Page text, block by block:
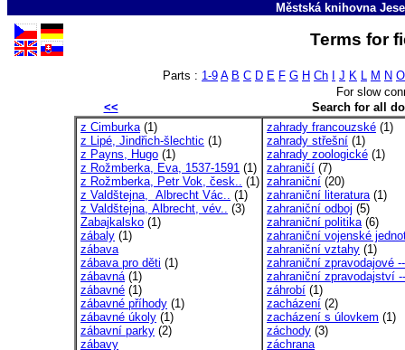
Městská knihovna
Terms for
Parts : 1-9 A B C D E F G H Ch J K L M N O
For slow
<<
Search for all
z Cimburka(1)
z Lipé, Jindřich-šlechtic (1)
z Payns, Hugo (1)
z Rožmberka, Eva, 1537-1591 (1)
z Rožmberka, Petr Vok, česk.. (1)
z Valdštejna, Albrecht Vác.. (1)
z Valdštejna, Albrecht, vév.. (3)
Zabajkalsko (1)
zábaly (1)
zábava
zábava pro děti (1)
zábavná(1)
zábavné (1)
zábavné příhody (1)
zábavné úkoly (1)
zábavní parky (2)
zábavy
zahrady francouzské (1)
zahrady střešní (1)
zahrady zoologické (1)
zahraničí (7)
zahraniční (20)
zahraniční literatura(1)
zahraniční odboj (5)
zahraniční politika(6)
zahraniční vojenské
zahraniční vztahy (1)
zahraniční zpravodajové
zahraniční zpravodajství
záhrobí (1)
zacházení (2)
zacházení s úlovkem (1)
záchody (3)
záchrana